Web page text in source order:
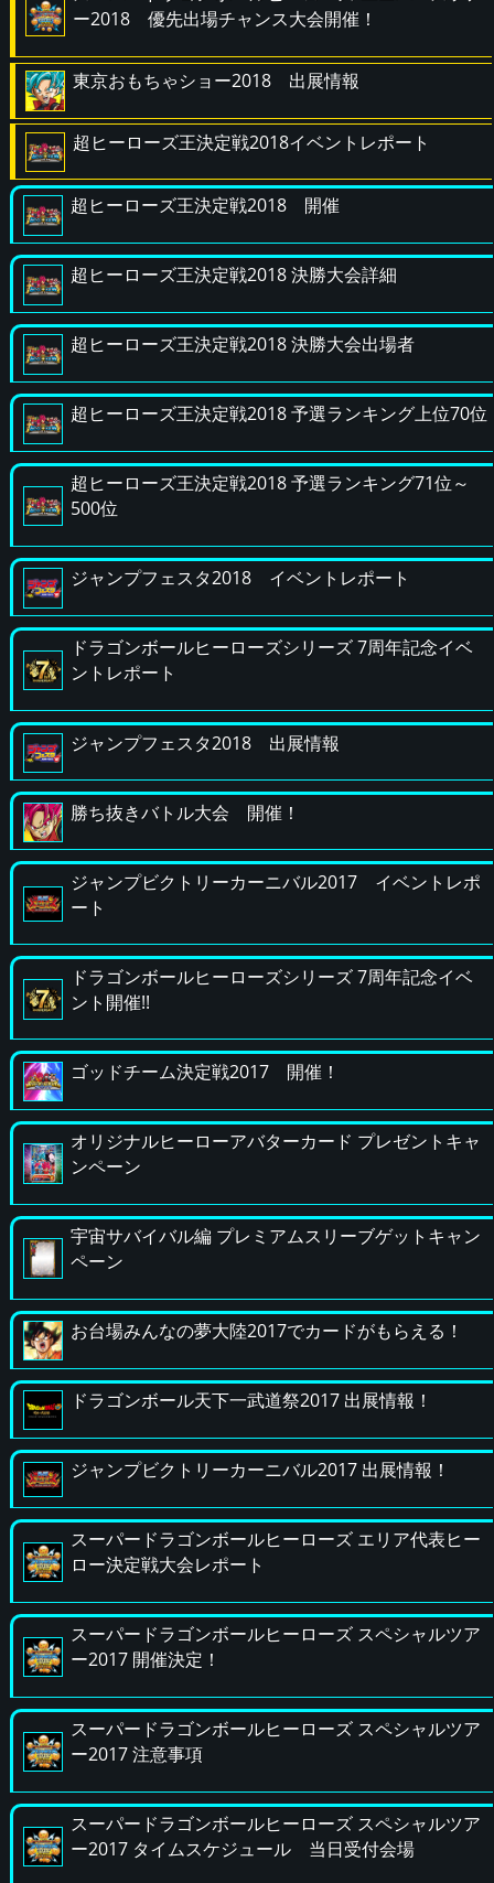
ー2018 優先出場チャンス大会開催！
東京おもちゃショー2018 出展情報
超ヒーローズ王決定戦2018イベントレポート
超ヒーローズ王決定戦2018 開催
超ヒーローズ王決定戦2018 決勝大会詳細
超ヒーローズ王決定戦2018 決勝大会出場者
超ヒーローズ王決定戦2018 予選ランキング上位70位
超ヒーローズ王決定戦2018 予選ランキング71位～
500位
ジャンプフェスタ2018 イベントレポート
ドラゴンボールヒーローズシリーズ 7周年記念イベ
ントレポート
ジャンプフェスタ2018 出展情報
勝ち抜きバトル大会 開催！
ジャンプビクトリーカーニバル2017 イベントレポ
ート
ドラゴンボールヒーローズシリーズ 7周年記念イベ
ント開催!!
ゴッドチーム決定戦2017 開催！
オリジナルヒーローアバターカード プレゼントキャ
ンペーン
宇宙サバイバル編 プレミアムスリーブゲットキャン
ペーン
お台場みんなの夢大陸2017でカードがもらえる！
ドラゴンボール天下一武道祭2017 出展情報！
ジャンプビクトリーカーニバル2017 出展情報！
スーパードラゴンボールヒーローズ エリア代表ヒー
ロー決定戦大会レポート
スーパードラゴンボールヒーローズ スペシャルツア
ー2017 開催決定！
スーパードラゴンボールヒーローズ スペシャルツア
ー2017 注意事項
スーパードラゴンボールヒーローズ スペシャルツア
ー2017 タイムスケジュール 当日受付会場